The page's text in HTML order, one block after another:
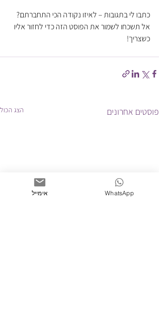
כתבו לי בתגובות – לאיזו נקודה הכי התחברתם?
אל תשכחו לשמור את הפוסט הזה כדי לחזור אליו
כשצריך!
פוסטים אחרונים הצג הכול
אימייל WhatsApp